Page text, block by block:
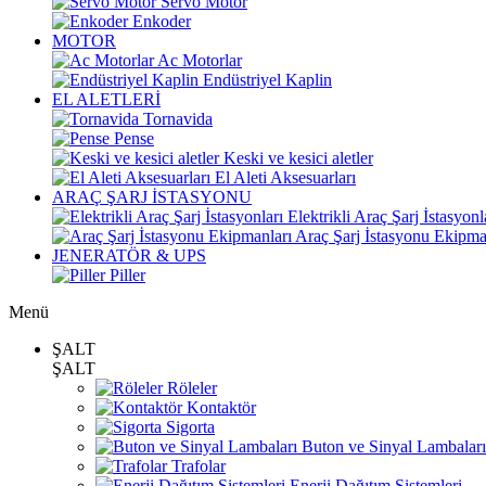
Enkoder
MOTOR
Ac Motorlar
Endüstriyel Kaplin
EL ALETLERİ
Tornavida
Pense
Keski ve kesici aletler
El Aleti Aksesuarları
ARAÇ ŞARJ İSTASYONU
Elektrikli Araç Şarj
Araç Şarj İstasyonu
JENERATÖR & UPS
Piller
Menü
ŞALT
ŞALT
Röleler
Kontaktör
Sigorta
Buton ve Sinyal Lambaları
Trafolar